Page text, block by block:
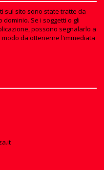
sul sito sono state tratte da
Se i soggetti o gli
possono segnalarlo a
modo da ottenerne l'immediata